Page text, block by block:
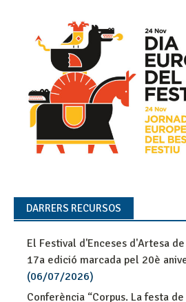
DARRERS RECURSOS
El Festival d'Enceses d'Artesa
17a edició marcada pel 20è
(06/07/2026)
Conferència “Corpus. La festa